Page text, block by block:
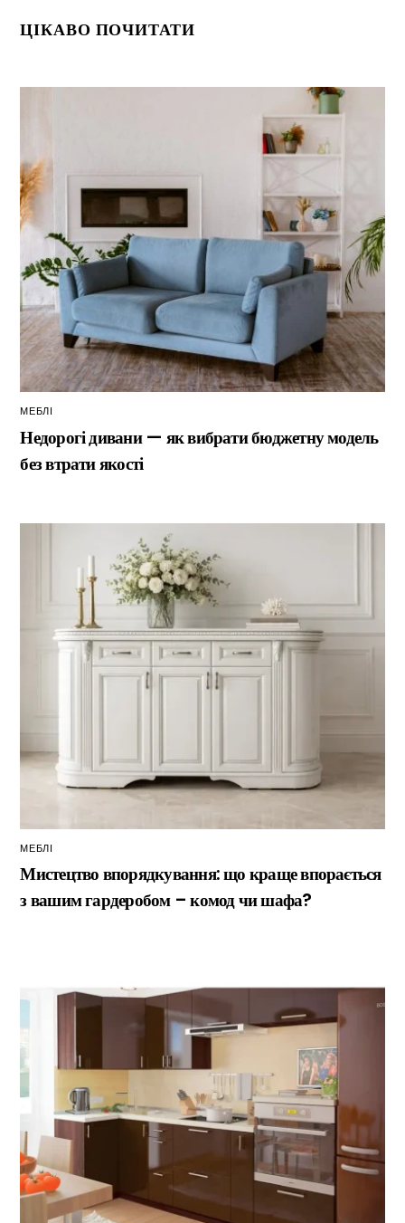
ЦІКАВО ПОЧИТАТИ
МЕБЛІ
Недорогі дивани — як вибрати бюджетну модель
без втрати якості
МЕБЛІ
Мистецтво впорядкування: що краще впорається
з вашим гардеробом – комод чи шафа?